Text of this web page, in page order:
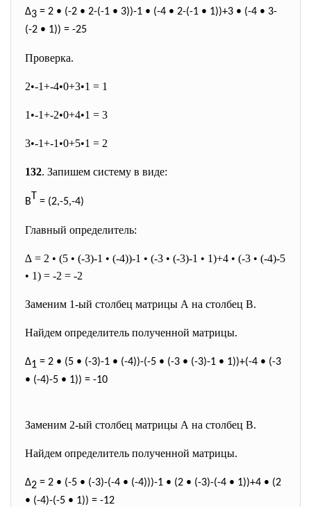
∆3 = 2 • (-2 • 2-(-1 • 3))-1 • (-4 • 2-(-1 • 1))+3 • (-4 • 3-
(-2 • 1)) = -25
Проверка.
2•-1+-4•0+3•1 = 1
1•-1+-2•0+4•1 = 3
3•-1+-1•0+5•1 = 2
132. Запишем систему в виде:
BT = (2,-5,-4)
Главный определитель:
∆ = 2 • (5 • (-3)-1 • (-4))-1 • (-3 • (-3)-1 • 1)+4 • (-3 • (-4)-5
• 1) = -2 = -2
Заменим 1-ый столбец матрицы А на столбец В.
Найдем определитель полученной матрицы.
∆1 = 2 • (5 • (-3)-1 • (-4))-(-5 • (-3 • (-3)-1 • 1))+(-4 • (-3
• (-4)-5 • 1)) = -10
Заменим 2-ый столбец матрицы А на столбец В.
Найдем определитель полученной матрицы.
∆2 = 2 • (-5 • (-3)-(-4 • (-4)))-1 • (2 • (-3)-(-4 • 1))+4 • (2
• (-4)-(-5 • 1)) = -12